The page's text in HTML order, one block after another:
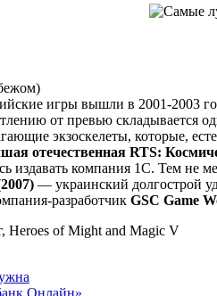
игры вышли в 2001-2003
от превью
экзоскелеты, которые,
отечественная RTS:
издавать компания 1С. Тем
— украинский долгострой
разработчик GSC Game
Heroes of Might and Magic V
Онлайн»